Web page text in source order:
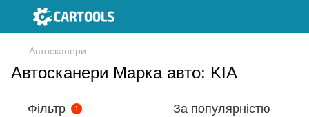
Автосканери
Автосканери Марка авто: KIA
Фільтр 1 За популярністю